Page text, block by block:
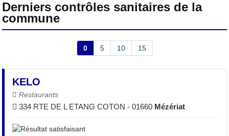
Derniers contrôles sanitaires de la
commune
0 5 10 15
KELO
Restaurants
334 RTE DE L ETANG COTON - 01660 Mézériat